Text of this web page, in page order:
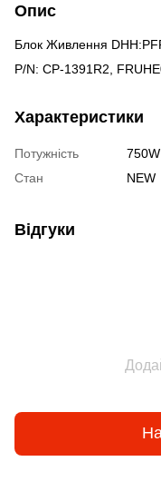
Опис
Блок Живлення
P/N: CP-1391R2,
Характеристики
Потужність
750W
Стан
NEW
Відгуки